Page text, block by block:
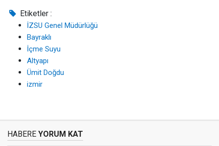
Etiketler :
İZSU Genel Müdürlüğü
Bayraklı
İçme Suyu
Altyapı
Ümit Doğdu
izmir
HABERE YORUM KAT